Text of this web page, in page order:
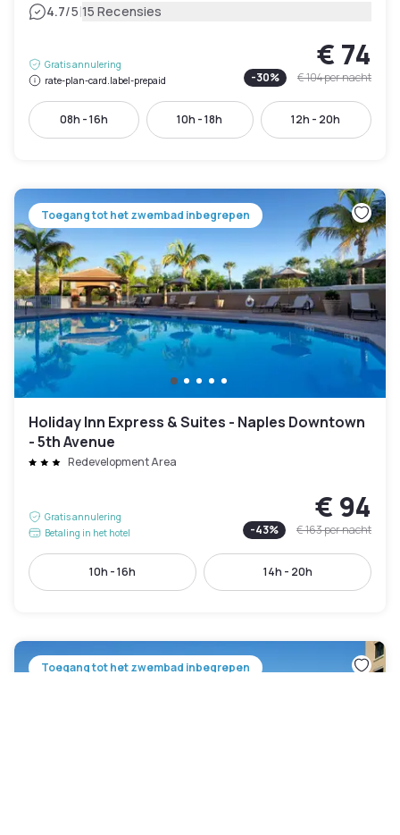
4.7/5|15 Recensies
Gratis annulering
rate-plan-card.label-prepaid
€ 74
-30% € 104per nacht
08h - 16h 10h - 18h 12h - 20h
Toegang tot het zwembad inbegrepen
Holiday Inn Express & Suites - Naples Downtown
- 5th Avenue
Redevelopment Area
Gratis annulering
Betaling in het hotel
€ 94
-43% € 163per nacht
10h - 16h 14h - 20h
Toegang tot het zwembad inbegrepen